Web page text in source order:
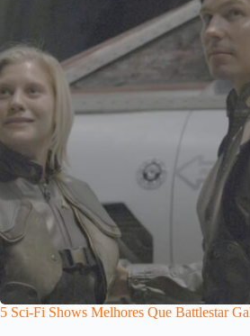
5 Sci-Fi Shows Melhores Que Battlestar